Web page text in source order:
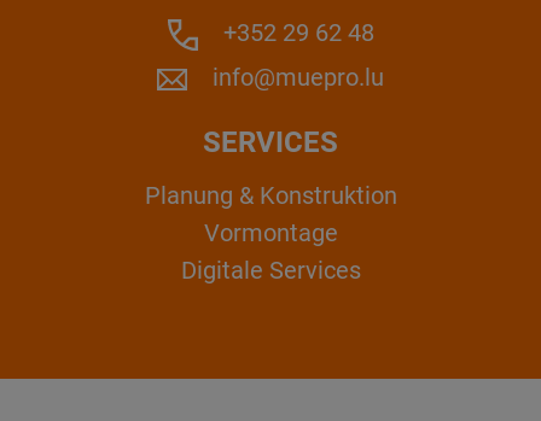
+352 29 62 48
info@muepro.lu
SERVICES
Planung & Konstruktion
Vormontage
Digitale Services